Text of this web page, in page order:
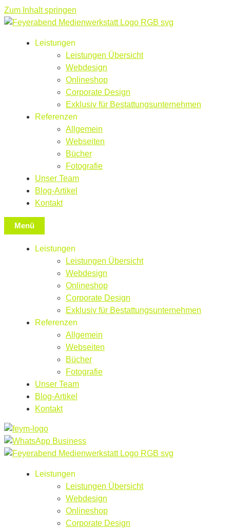
Zum Inhalt springen
Leistungen
Leistungen Übersicht
Webdesign
Onlineshop
Corporate Design
Exklusiv für Bestattungsunternehmen
Referenzen
Allgemein
Webseiten
Bücher
Fotografie
Unser Team
Blog-Artikel
Kontakt
Menü
Leistungen
Leistungen Übersicht
Webdesign
Onlineshop
Corporate Design
Exklusiv für Bestattungsunternehmen
Referenzen
Allgemein
Webseiten
Bücher
Fotografie
Unser Team
Blog-Artikel
Kontakt
Leistungen
Leistungen Übersicht
Webdesign
Onlineshop
Corporate Design